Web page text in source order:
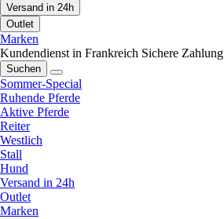
Versand in 24h
Outlet
Marken
Kundendienst in Frankreich Sichere Zahlung
Suchen
Sommer-Special
Ruhende Pferde
Aktive Pferde
Reiter
Westlich
Stall
Hund
Versand in 24h
Outlet
Marken